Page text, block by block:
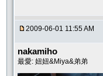
2009-06-01 11:55 AM
nakamiho
最愛: 妞妞&Miya&弟弟